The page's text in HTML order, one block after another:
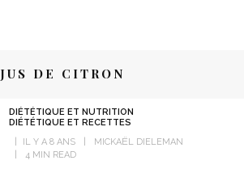
JUS DE CITRON
DIÉTÉTIQUE ET NUTRITION
DIÉTÉTIQUE ET RECETTES
IL Y A 8 ANS
MICKAËL DIELEMAN
4 MIN READ